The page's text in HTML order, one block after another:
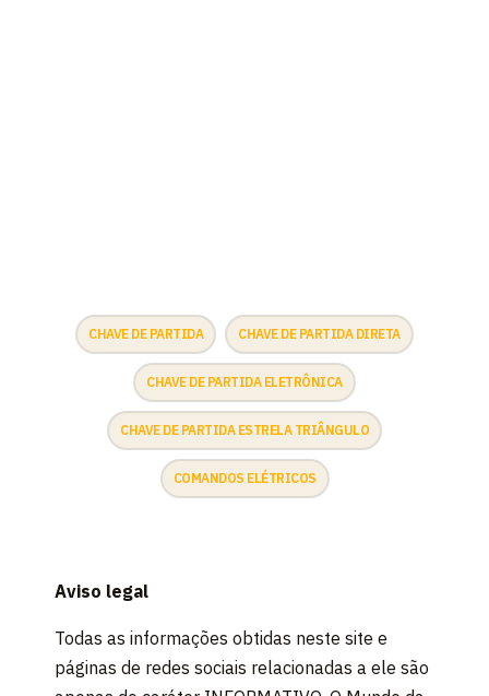
CHAVE DE PARTIDA CHAVE DE PARTIDA DIRETA
CHAVE DE PARTIDA ELETRÔNICA
CHAVE DE PARTIDA ESTRELA TRIÂNGULO
COMANDOS ELÉTRICOS
Aviso legal
Todas as informações obtidas neste site e
páginas de redes sociais relacionadas a ele são